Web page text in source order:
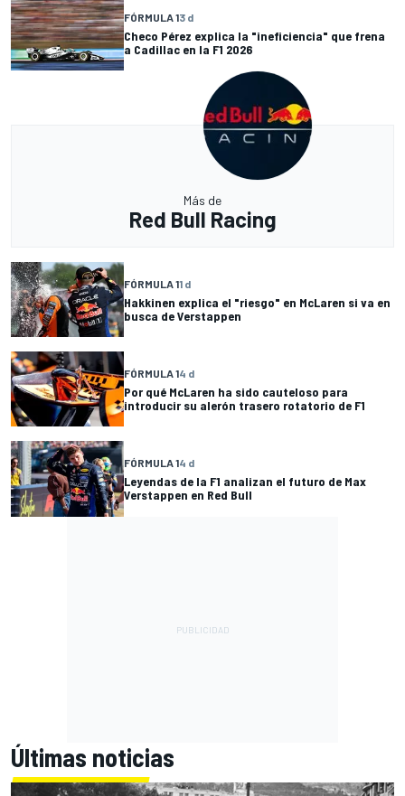
FÓRMULA 13 d
Checo Pérez explica la "ineficiencia" que frena
a Cadillac en la F1 2026
Más de
Red Bull Racing
FÓRMULA 11 d
Hakkinen explica el "riesgo" en McLaren si va en
busca de Verstappen
FÓRMULA 14 d
Por qué McLaren ha sido cauteloso para
introducir su alerón trasero rotatorio de F1
FÓRMULA 14 d
Leyendas de la F1 analizan el futuro de Max
Verstappen en Red Bull
Últimas noticias